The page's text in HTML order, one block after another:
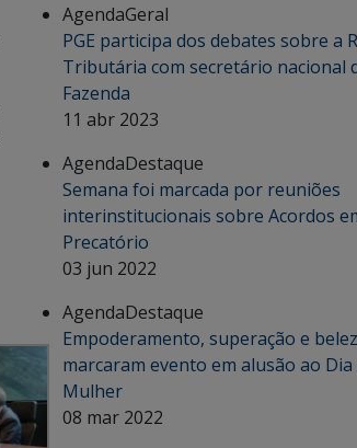
AgendaGeral
PGE participa dos debates sobre a
Tributária com secretário nacional
Fazenda
11 abr 2023
AgendaDestaque
Semana foi marcada por reuniões
interinstitucionais sobre Acordos
Precatório
03 jun 2022
AgendaDestaque
Empoderamento, superação e
marcaram evento em alusão ao Dia
Mulher
08 mar 2022